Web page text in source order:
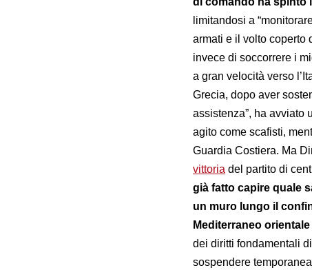
limitandosi a
armati e il volto coperto
invece di soccorrere i
a gran velocità verso
Grecia, dopo aver
assistenza”, ha avviato
agito come scafisti,
Guardia Costiera. Ma
vittoria del partito di
già fatto capire quale
un muro lungo il
Mediterraneo
dei diritti fondamentali
sospendere